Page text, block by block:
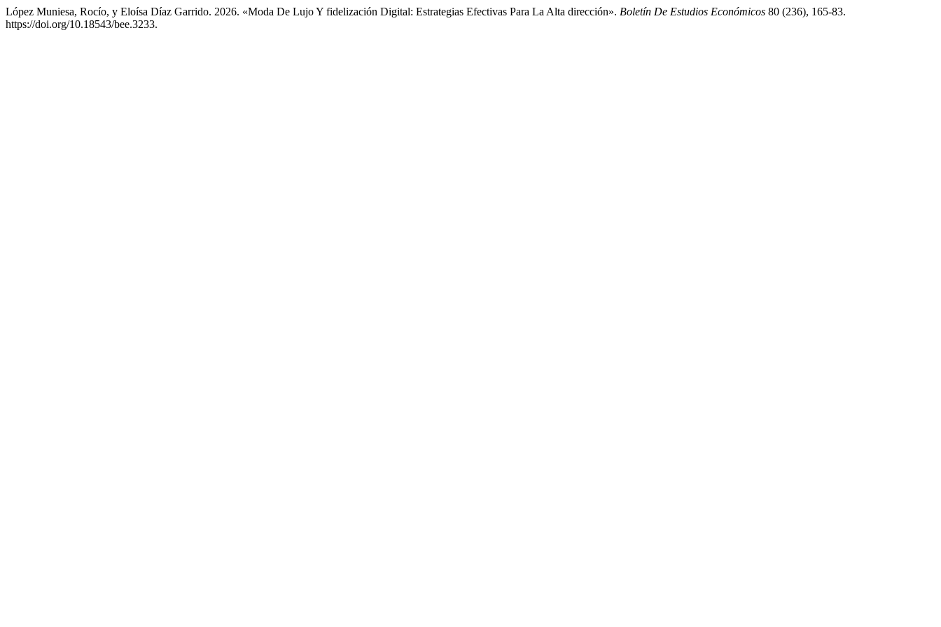
López Muniesa, Rocío, y Eloísa Díaz Garrido. 2026. «Moda De Lujo Y fidelización Digital: Estrategias Efectivas Para La Alta dirección». Boletín De Estudios Económicos 80 (236), 165-83.
https://doi.org/10.18543/bee.3233.